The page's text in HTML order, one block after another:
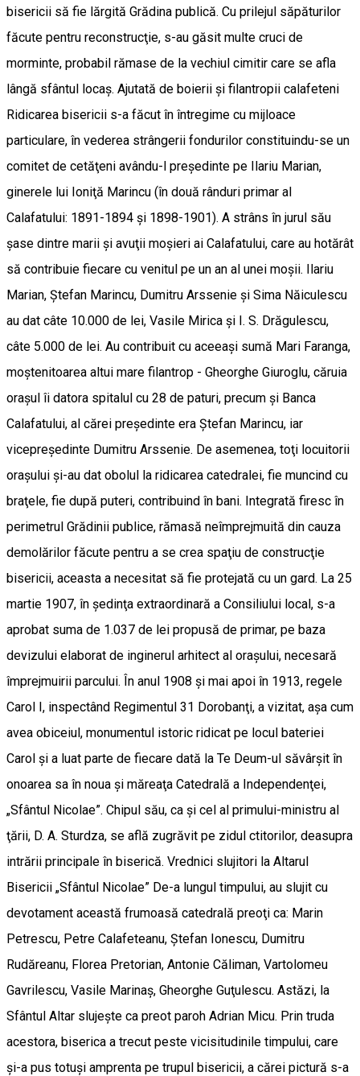
bisericii să fie lărgită Grădina publică. Cu prilejul săpăturilor
făcute pentru reconstrucţie, s-au găsit multe cruci de
morminte, probabil rămase de la vechiul cimitir care se afla
lângă sfântul locaş. Ajutată de boierii şi filantropii calafeteni
Ridicarea bisericii s-a făcut în întregime cu mijloace
particulare, în vederea strângerii fondurilor constituindu-se un
comitet de cetăţeni avându-l preşedinte pe Ilariu Marian,
ginerele lui Ioniţă Marincu (în două rânduri primar al
Calafatului: 1891-1894 şi 1898-1901). A strâns în jurul său
şase dintre marii şi avuţii moşieri ai Calafatului, care au hotărât
să contribuie fiecare cu venitul pe un an al unei moşii. Ilariu
Marian, Ştefan Marincu, Dumitru Arssenie şi Sima Năiculescu
au dat câte 10.000 de lei, Vasile Mirica şi I. S. Drăgulescu,
câte 5.000 de lei. Au contribuit cu aceeaşi sumă Mari Faranga,
moştenitoarea altui mare filantrop - Gheorghe Giuroglu, căruia
oraşul îi datora spitalul cu 28 de paturi, precum şi Banca
Calafatului, al cărei preşedinte era Ştefan Marincu, iar
vicepreşedinte Dumitru Arssenie. De asemenea, toţi locuitorii
oraşului şi-au dat obolul la ridicarea catedralei, fie muncind cu
braţele, fie după puteri, contribuind în bani. Integrată firesc în
perimetrul Grădinii publice, rămasă neîmprejmuită din cauza
demolărilor făcute pentru a se crea spaţiu de construcţie
bisericii, aceasta a necesitat să fie protejată cu un gard. La 25
martie 1907, în şedinţa extraordinară a Consiliului local, s-a
aprobat suma de 1.037 de lei propusă de primar, pe baza
devizului elaborat de inginerul arhitect al oraşului, necesară
împrejmuirii parcului. În anul 1908 şi mai apoi în 1913, regele
Carol I, inspectând Regimentul 31 Dorobanţi, a vizitat, aşa cum
avea obiceiul, monumentul istoric ridicat pe locul bateriei
Carol şi a luat parte de fiecare dată la Te Deum-ul săvârşit în
onoarea sa în noua şi măreaţa Catedrală a Independenţei,
„Sfântul Nicolae”. Chipul său, ca şi cel al primului-ministru al
ţării, D. A. Sturdza, se află zugrăvit pe zidul ctitorilor, deasupra
intrării principale în biserică. Vrednici slujitori la Altarul
Bisericii „Sfântul Nicolae” De-a lungul timpului, au slujit cu
devotament această frumoasă catedrală preoţi ca: Marin
Petrescu, Petre Calafeteanu, Ştefan Ionescu, Dumitru
Rudăreanu, Florea Pretorian, Antonie Căliman, Vartolomeu
Gavrilescu, Vasile Marinaş, Gheorghe Guţulescu. Astăzi, la
Sfântul Altar slujeşte ca preot paroh Adrian Micu. Prin truda
acestora, biserica a trecut peste vicisitudinile timpului, care
şi-a pus totuşi amprenta pe trupul bisericii, a cărei pictură s-a